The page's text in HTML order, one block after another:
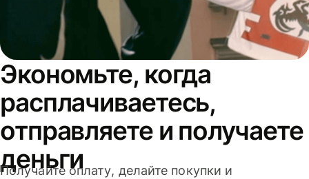
Экономьте, когда
расплачиваетесь,
отправляете и получаете
деньги
Получайте оплату, делайте покупки и